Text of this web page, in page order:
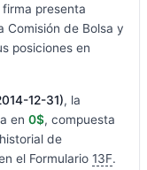
presenta
Comisión de Bolsa y
posiciones en
12-31), la
en 0$, compuesta
de
el Formulario 13F.